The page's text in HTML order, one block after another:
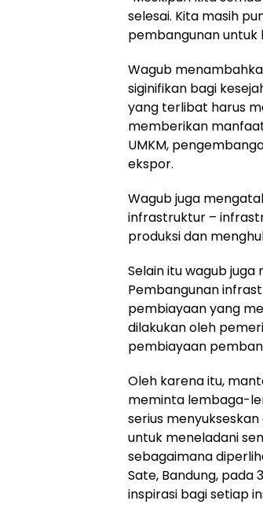
selesai. Kita masih
pembangunan untuk
Wagub
siginifikan bagi
yang terlibat harus
memberikan
UMKM,
ekspor.
Wagub juga
infrastruktur –
produksi dan
Selain itu wagub
Pembangunan
pembiayaan yang
dilakukan oleh
pembiayaan
Oleh karena itu,
meminta lembaga-
serius menyukseskan
untuk meneladani
sebagaimana
Sate, Bandung, pada
inspirasi bagi setiap